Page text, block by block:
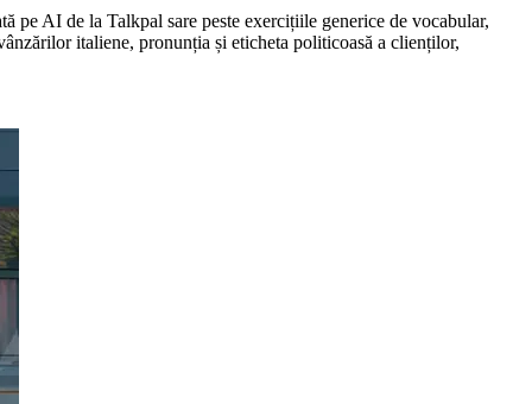
pe AI de la Talkpal sare peste exercițiile generice de vocabular,
italiene, pronunția și eticheta politicoasă a clienților,